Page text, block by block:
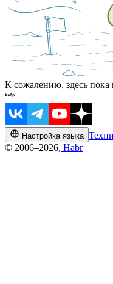
К сожалению, здесь
Настройка языка
© 2006–2026, Habr